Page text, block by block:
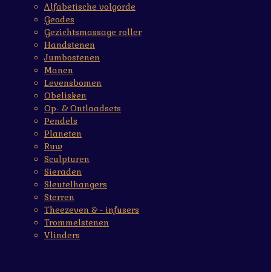
Alfabetische volgorde
Geodes
Gezichtsmassage roller
Handstenen
Jumbostenen
Manen
Levensbomen
Obelisken
Op- & Ontlaadsets
Pendels
Planeten
Ruw
Sculpturen
Sieraden
Sleutelhangers
Sterren
Theezeven & - infusers
Trommelstenen
Vlinders